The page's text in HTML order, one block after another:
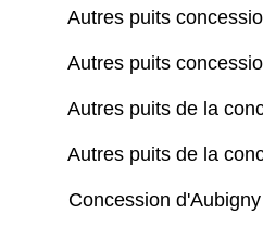
Autres puits
Autres puits
Autres puits de la
Autres puits de la
Concession